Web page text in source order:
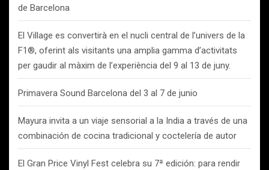
de Barcelona
El Village es convertirà en el nucli central de l’univers de la
F1®, oferint als visitants una amplia gamma d’activitats
per gaudir al màxim de l’experiència del 9 al 13 de juny.
Primavera Sound Barcelona del 3 al 7 de junio
Mayura invita a un viaje sensorial a la India a través de una
combinación de cocina tradicional y coctelería de autor
El Gran Price Vinyl Fest celebra su 7ª edición: para rendir